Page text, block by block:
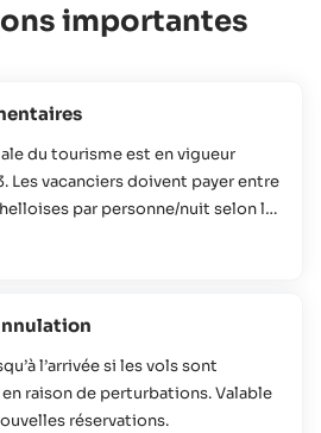
importantes
du tourisme est en vigueur
Les vacanciers doivent payer entre
par personne/nuit selon la
réservé. Cette contribution sera
contacter SeyVillas pour plus
l’arrivée si les vols sont
raison de perturbations. Valable
réservations.